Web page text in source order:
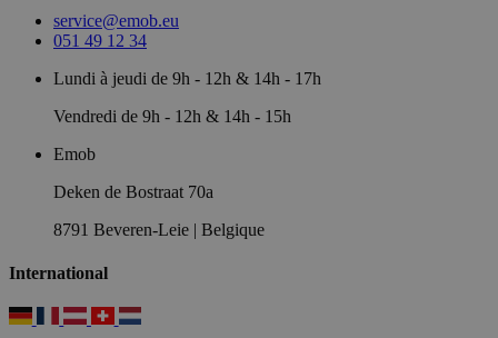
service@emob.eu
051 49 12 34
Lundi à jeudi de 9h - 12h & 14h - 17h
Vendredi de 9h - 12h & 14h - 15h
Emob
Deken de Bostraat 70a
8791 Beveren-Leie | Belgique
International